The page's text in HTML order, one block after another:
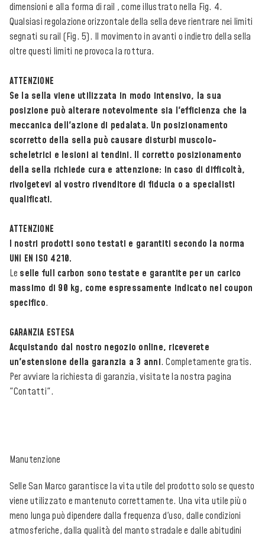
dimensioni e alla forma di rail , come illustrato nella Fig. 4.
Qualsiasi regolazione orizzontale della sella deve rientrare nei limiti
segnati su rail (Fig. 5). Il movimento in avanti o indietro della sella
oltre questi limiti ne provoca la rottura.
ATTENZIONE
Se la sella viene utilizzata in modo intensivo, la sua
posizione può alterare notevolmente sia l'efficienza che la
meccanica dell'azione di pedalata. Un posizionamento
scorretto della sella può causare disturbi muscolo-
scheletrici e lesioni ai tendini. Il corretto posizionamento
della sella richiede cura e attenzione: in caso di difficoltà,
rivolgetevi al vostro rivenditore di fiducia o a specialisti
qualificati.
ATTENZIONE
I nostri prodotti sono testati e garantiti secondo la norma
UNI EN ISO 4210.
Le selle full carbon sono testate e garantite per un carico
massimo di 90 kg, come espressamente indicato nel coupon
specifico.
GARANZIA ESTESA
Acquistando dal nostro negozio online, riceverete
un'estensione della garanzia a 3 anni. Completamente gratis.
Per avviare la richiesta di garanzia, visitate la nostra pagina
"Contatti".
Manutenzione
Selle San Marco garantisce la vita utile del prodotto solo se questo
viene utilizzato e mantenuto correttamente. Una vita utile più o
meno lunga può dipendere dalla frequenza d'uso, dalle condizioni
atmosferiche, dalla qualità del manto stradale e dalle abitudini